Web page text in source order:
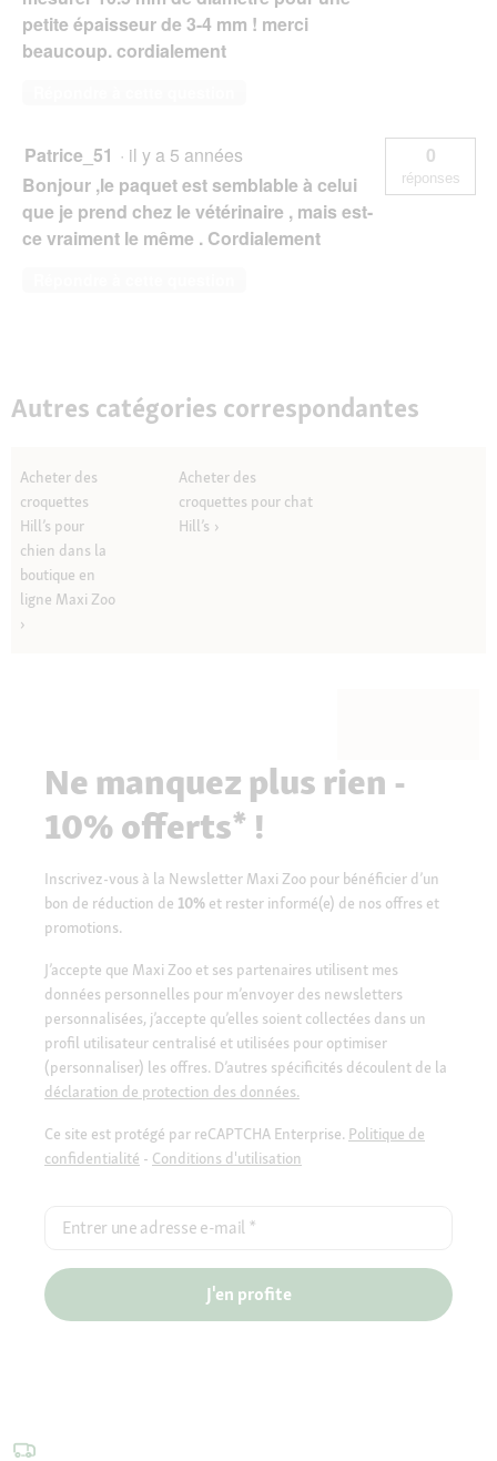
petite épaisseur de 3-4 mm ! merci
beaucoup. cordialement
Patrice_51 · il y a 5 années
Bonjour ,le paquet est semblable à celui
que je prend chez le vétérinaire , mais est-
ce vraiment le même . Cordialement
0
réponses
Autres catégories correspondantes
Acheter des
croquettes
Hill’s pour
chien dans la
boutique en
ligne Maxi Zoo
Acheter des
croquettes pour chat
Hill’s
Ne manquez plus rien -
10% offerts* !
Inscrivez-vous à la Newsletter Maxi Zoo pour bénéficier d’un
bon de réduction de 10% et rester informé(e) de nos offres et
promotions.
J’accepte que Maxi Zoo et ses partenaires utilisent mes
données personnelles pour m’envoyer des newsletters
personnalisées, j’accepte qu’elles soient collectées dans un
profil utilisateur centralisé et utilisées pour optimiser
(personnaliser) les offres. D’autres spécificités découlent de la
déclaration de protection des données.
Ce site est protégé par reCAPTCHA Enterprise. Politique de
confidentialité - Conditions d'utilisation
Entrer une adresse e-mail *
J'en profite